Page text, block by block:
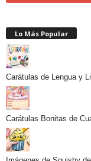
Lo Más Popular
Carátulas de Lengua y
Carátulas Bonitas de